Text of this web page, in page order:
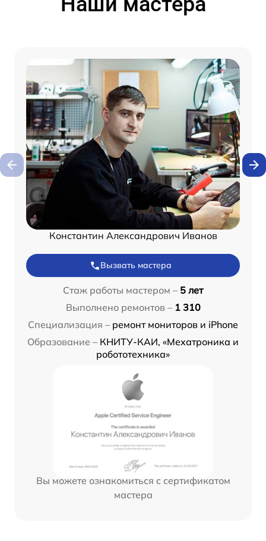
Константин Александрович Иванов
Вызвать мастера
Стаж работы мастером – 5 лет
Выполнено ремонтов – 1 310
Специализация – ремонт мониторов и iPhone
Образование – КНИТУ-КАИ, «Мехатроника и
робототехника»
Вы можете ознакомиться с сертификатом
мастера